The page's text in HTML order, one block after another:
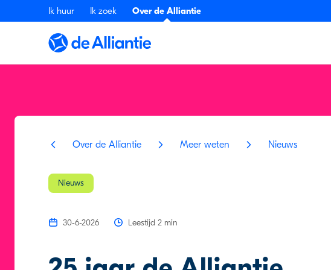
Ik huur Ik zoek Over de Alliantie
Over de Alliantie Meer weten Nieuws
Nieuws
30-6-2026 Leestijd 2 min